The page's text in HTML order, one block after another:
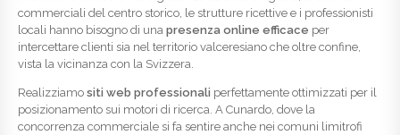
commerciali del centro storico, le strutture ricettive e i professionisti
locali hanno bisogno di una presenza online efficace per
intercettare clienti sia nel territorio valceresiano che oltre confine,
vista la vicinanza con la Svizzera.
Realizziamo siti web professionali perfettamente ottimizzati per il
posizionamento sui motori di ricerca. A Cunardo, dove la
concorrenza commerciale si fa sentire anche nei comuni limitrofi